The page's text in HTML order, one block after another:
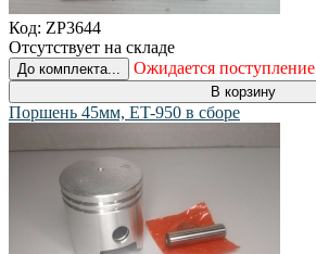
Код: ZP3644
Отсутствует на складе
До комплекта... Ожидается поступление
В корзину
Поршень 45мм, ET-950 в сборе